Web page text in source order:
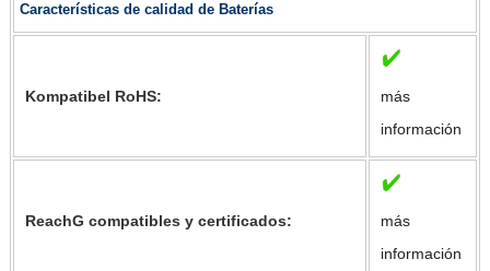
Características de calidad de Baterías
Kompatibel RoHS:
más
información
ReachG compatibles y certificados:
más
información